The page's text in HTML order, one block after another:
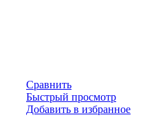
Сравнить
Быстрый просмотр
Добавить в избранное